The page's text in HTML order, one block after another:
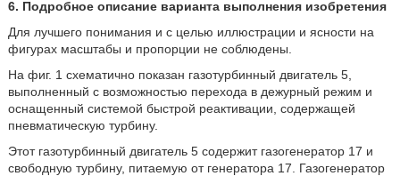
6. Подробное описание варианта выполнения изобретения
Для лучшего понимания и с целью иллюстрации и ясности на
фигурах масштабы и пропорции не соблюдены.
На фиг. 1 схематично показан газотурбинный двигатель 5,
выполненный с возможностью перехода в дежурный режим и
оснащенный системой быстрой реактивации, содержащей
пневматическую турбину.
Этот газотурбинный двигатель 5 содержит газогенератор 17 и
свободную турбину, питаемую от генератора 17. Газогенератор